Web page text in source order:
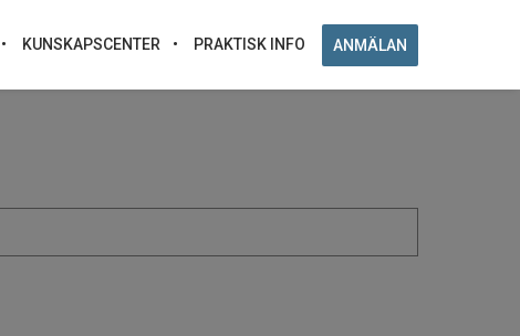
KUNSKAPSCENTER PRAKTISK INFO ANMÄLAN